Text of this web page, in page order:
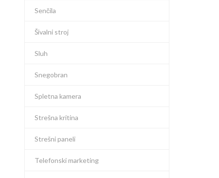
Senčila
Šivalni stroj
Sluh
Snegobran
Spletna kamera
Strešna kritina
Strešni paneli
Telefonski marketing